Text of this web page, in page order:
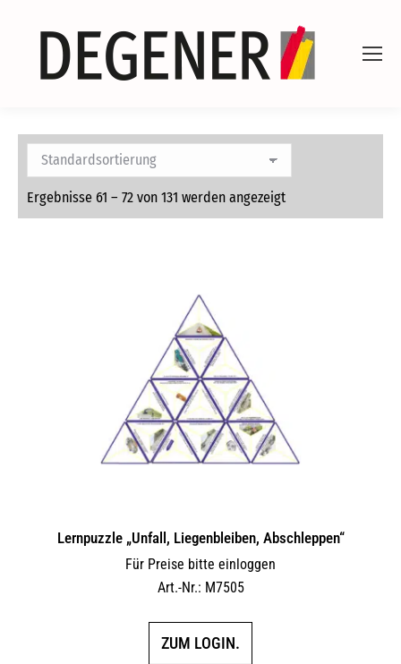
Ergebnisse 61 – 72 von 131 werden angezeigt
Lernpuzzle „Unfall, Liegenbleiben, Abschleppen“
Für Preise bitte einloggen
Art.-Nr.: M7505
ZUM LOGIN.